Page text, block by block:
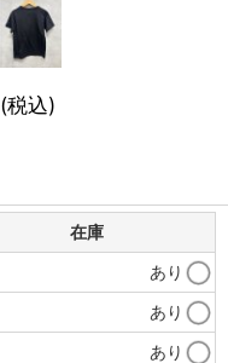
(税込)
在庫
あり
あり
あり